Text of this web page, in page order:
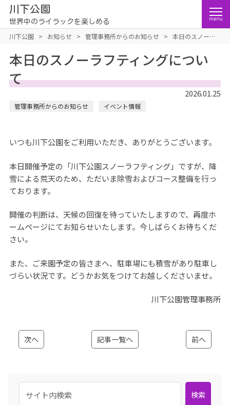
川下公園
世界中のライラックを楽しめる
川下公園 > お知らせ > 管理事務所からのお知らせ > 本日のスノーラ
本日のスノーラフティングについ
て
2026.01.25
管理事務所からのお知らせ イベント情報
いつも川下公園をご利用いただき、ありがとうございます。
本日開催予定の「川下公園スノーラフティング」ですが、降
雪による荒天のため、ただいま除雪およびコース整備を行っ
ております。
開催の判断は、天候の回復を待っていたしますので、再度ホ
ームページにてお知らせいたします。今しばらくお待ちくだ
さい。
また、ご来園予定の皆さまへ、駐車場にも積雪があり駐車し
づらい状況です。どうかお気をつけてお越しくださいませ。
川下公園管理事務所
次へ 記事一覧へ 前へ
検索